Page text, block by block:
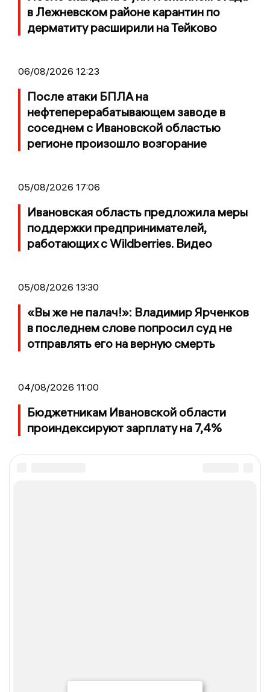
в Лежневском районе карантин по
дерматиту расширили на Тейково
06/08/2026 12:23
После атаки БПЛА на
нефтеперерабатывающем заводе в
соседнем с Ивановской областью
регионе произошло возгорание
05/08/2026 17:06
Ивановская область предложила меры
поддержки предпринимателей,
работающих с Wildberries. Видео
05/08/2026 13:30
«Вы же не палач!»: Владимир Ярченков
в последнем слове попросил суд не
отправлять его на верную смерть
04/08/2026 11:00
Бюджетникам Ивановской области
проиндексируют зарплату на 7,4%